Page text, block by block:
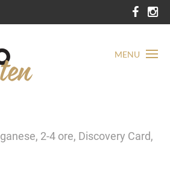
MENU
2-4 ore, Discovery Card,